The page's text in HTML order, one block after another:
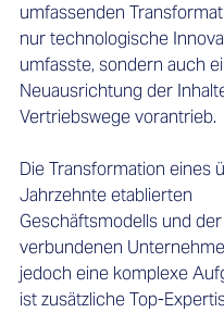
umfassenden
nur technologische
umfasste, sondern auch
Neuausrichtung der
Vertriebswege vorantrieb.
Die Transformation eines
Jahrzehnte etablierten
Geschäftsmodells und
verbundenen
jedoch eine komplexe
ist zusätzliche Top-